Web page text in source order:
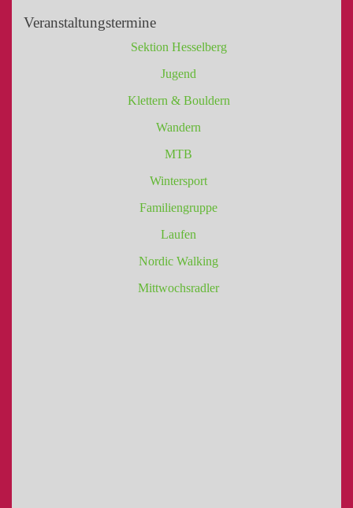
Veranstaltungstermine
Sektion Hesselberg
Jugend
Klettern & Bouldern
Wandern
MTB
Wintersport
Familiengruppe
Laufen
Nordic Walking
Mittwochsradler